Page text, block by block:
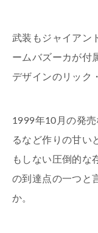
武装もジャイアン
ームバズーカが付
デザインのリック
1999年10月の発
るなど作りの甘い
もしない圧倒的な
の到達点の一つと
か。